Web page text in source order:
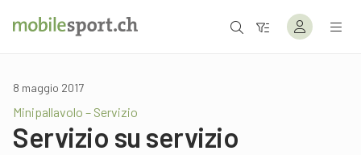
8 maggio 2017
Minipallavolo – Servizio
Servizio su servizio